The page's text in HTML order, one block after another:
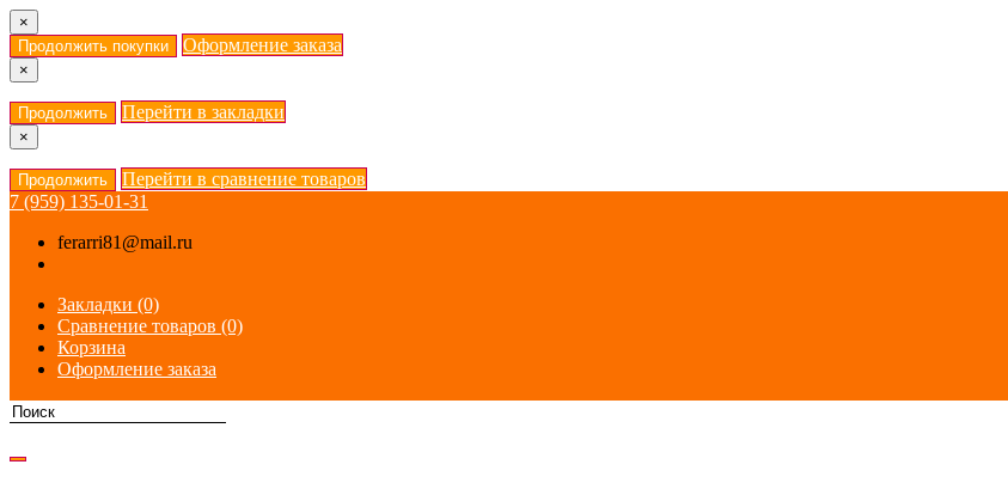
×
Продолжить покупки
Оформление заказа
×
Продолжить Перейти в закладки
×
Продолжить
Перейти в сравнение товаров
7 (959) 135-01-31
ferarri81@mail.ru
Закладки (0)
Сравнение товаров (0)
Корзина
Оформление заказа